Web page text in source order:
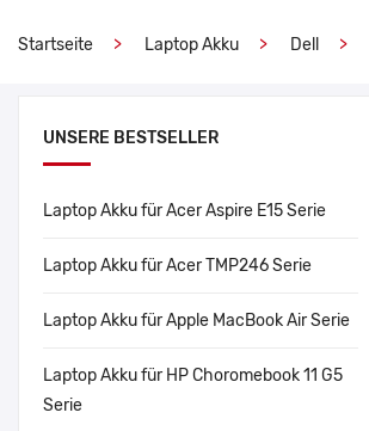
Startseite Laptop Akku Dell
UNSERE BESTSELLER
Laptop Akku für Acer Aspire E15 Serie
Laptop Akku für Acer TMP246 Serie
Laptop Akku für Apple MacBook Air Serie
Laptop Akku für HP Choromebook 11 G5
Serie